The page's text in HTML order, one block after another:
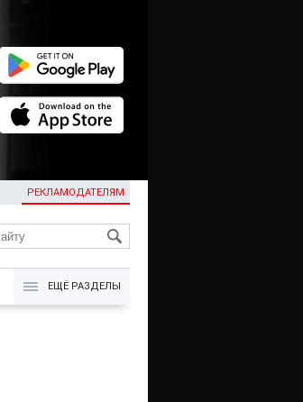
РЕКЛАМОДАТЕЛЯМ
KG
ЕЩЁ РАЗДЕЛЫ